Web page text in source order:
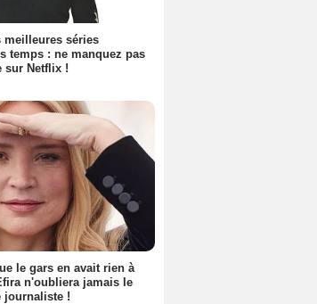
meilleures séries
temps : ne manquez pas
sur Netflix !
le gars en avait rien à
n'oubliera jamais le
journaliste !